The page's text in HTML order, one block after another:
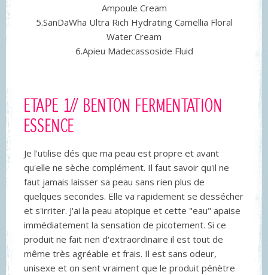
Ampoule Cream
5.SanDaWha Ultra Rich Hydrating Camellia Floral
Water Cream
6.Apieu Madecassoside Fluid
ETAPE 1// BENTON FERMENTATION
ESSENCE
Je l'utilise dés que ma peau est propre et avant
qu'elle ne sèche complément. Il faut savoir qu'il ne
faut jamais laisser sa peau sans rien plus de
quelques secondes. Elle va rapidement se dessécher
et s'irriter. J'ai la peau atopique et cette "eau" apaise
immédiatement la sensation de picotement. Si ce
produit ne fait rien d'extraordinaire il est tout de
même très agréable et frais. Il est sans odeur,
unisexe et on sent vraiment que le produit pénètre